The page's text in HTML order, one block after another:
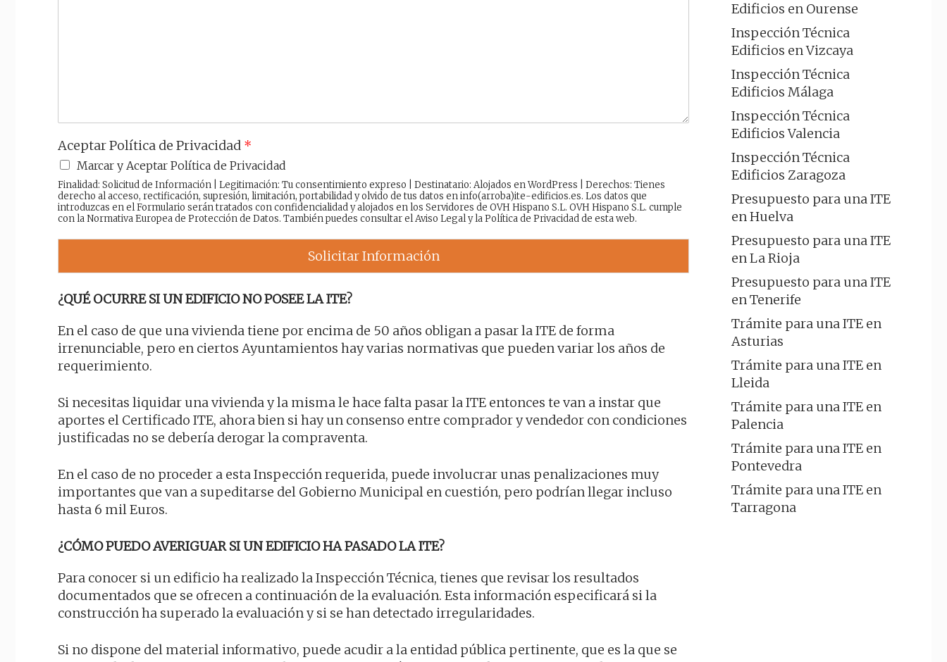
Aceptar Política de Privacidad *
Marcar y Aceptar Política de Privacidad
Finalidad: Solicitud de Información | Legitimación: Tu consentimiento expreso | Destinatario: Alojados en WordPress | Derechos: Tienes
derecho al acceso, rectificación, supresión, limitación, portabilidad y olvido de tus datos en info(arroba)ite-edificios.es. Los datos que
introduzcas en el Formulario serán tratados con confidencialidad y alojados en los Servidores de OVH Hispano S.L. OVH Hispano S.L. cumple
con la Normativa Europea de Protección de Datos. También puedes consultar elAviso Legaly laPolítica de Privacidadde esta web.
Solicitar Información
¿QUÉ OCURRE SI UN EDIFICIO NO POSEE LA ITE?
En el caso de que una vivienda tiene por encima de 50 años obligan a pasar la ITE de forma
irrenunciable, pero en ciertos Ayuntamientos hay varias normativas que pueden variar los años de
requerimiento.
Si necesitas liquidar una vivienda y la misma le hace falta pasar la ITE entonces te van a instar que
aportes el Certificado ITE, ahora bien si hay un consenso entre comprador y vendedor con condiciones
justificadas no se debería derogar la compraventa.
En el caso de no proceder a esta Inspección requerida, puede involucrar unas penalizaciones muy
importantes que van a supeditarse del Gobierno Municipal en cuestión, pero podrían llegar incluso
hasta 6 mil Euros.
¿CÓMO PUEDO AVERIGUAR SI UN EDIFICIO HA PASADO LA ITE?
Para conocer si un edificio ha realizado la Inspección Técnica, tienes que revisar los resultados
documentados que se ofrecen a continuación de la evaluación. Esta información especificará si la
construcción ha superado la evaluación y si se han detectado irregularidades.
Si no dispone del material informativo, puede acudir a la entidad pública pertinente, que es la que se
Edificios en Ourense
Inspección Técnica
Edificios en Vizcaya
Inspección Técnica
Edificios Málaga
Inspección Técnica
Edificios Valencia
Inspección Técnica
Edificios Zaragoza
Presupuesto para una ITE
en Huelva
Presupuesto para una ITE
en La Rioja
Presupuesto para una ITE
en Tenerife
Trámite para una ITE en
Asturias
Trámite para una ITE en
Lleida
Trámite para una ITE en
Palencia
Trámite para una ITE en
Pontevedra
Trámite para una ITE en
Tarragona